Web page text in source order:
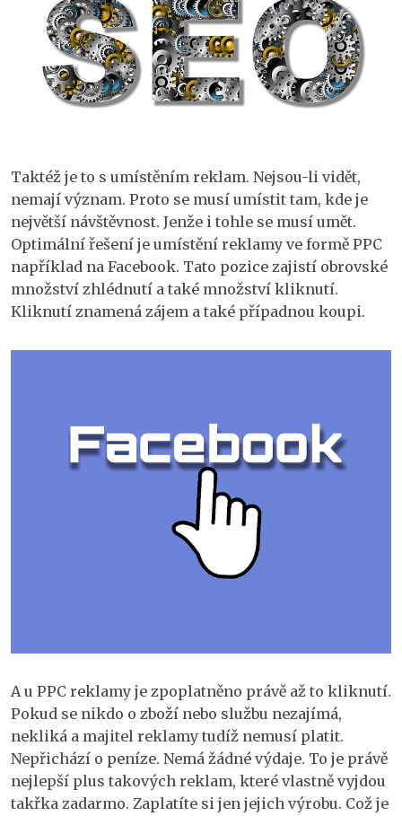
Taktéž je to s umístěním reklam. Nejsou-li vidět,
nemají význam. Proto se musí umístit tam, kde je
největší návštěvnost. Jenže i tohle se musí umět.
Optimální řešení je umístění reklamy ve formě PPC
například na Facebook. Tato pozice zajistí obrovské
množství zhlédnutí a také množství kliknutí.
Kliknutí znamená zájem a také případnou koupi.
A u PPC reklamy je zpoplatněno právě až to kliknutí.
Pokud se nikdo o zboží nebo službu nezajímá,
nekliká a majitel reklamy tudíž nemusí platit.
Nepřichází o peníze. Nemá žádné výdaje. To je právě
nejlepší plus takových reklam, které vlastně vyjdou
takřka zadarmo. Zaplatíte si jen jejich výrobu. Což je